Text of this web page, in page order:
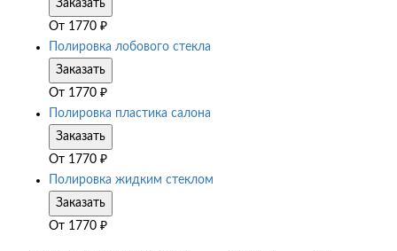
Заказать
От 1770 ₽
Полировка лобового стекла
Заказать
От 1770 ₽
Полировка пластика салона
Заказать
От 1770 ₽
Полировка жидким стеклом
Заказать
От 1770 ₽